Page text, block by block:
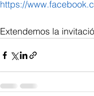
https://
Extendemos la